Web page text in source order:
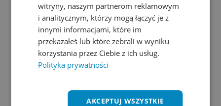
witryny, naszym partnerom reklamowym
i analitycznym, którzy mogą łączyć je z
innymi informacjami, które im
przekazałeś lub które zebrali w wyniku
korzystania przez Ciebie z ich usług.
Polityka prywatności
AKCEPTUJ WSZYSTKIE